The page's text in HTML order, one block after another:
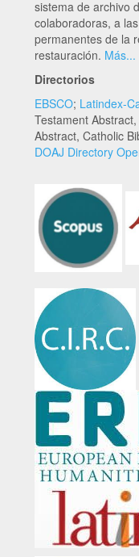
sistema de archivo
colaboradoras, a
permanentes de la
restauración. Más...
Directorios
EBSCO; Latindex-
Testament
Abstract, Catholic
DOAJ Directory